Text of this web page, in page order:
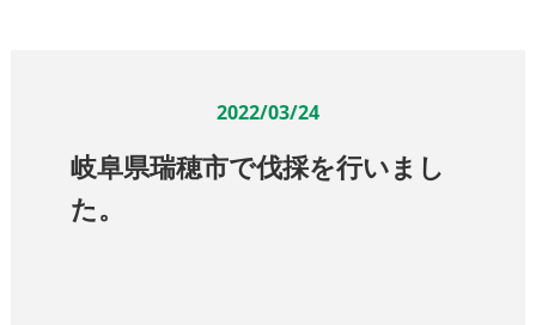
2022/03/24
岐阜県瑞穂市で伐採を行いまし
た。